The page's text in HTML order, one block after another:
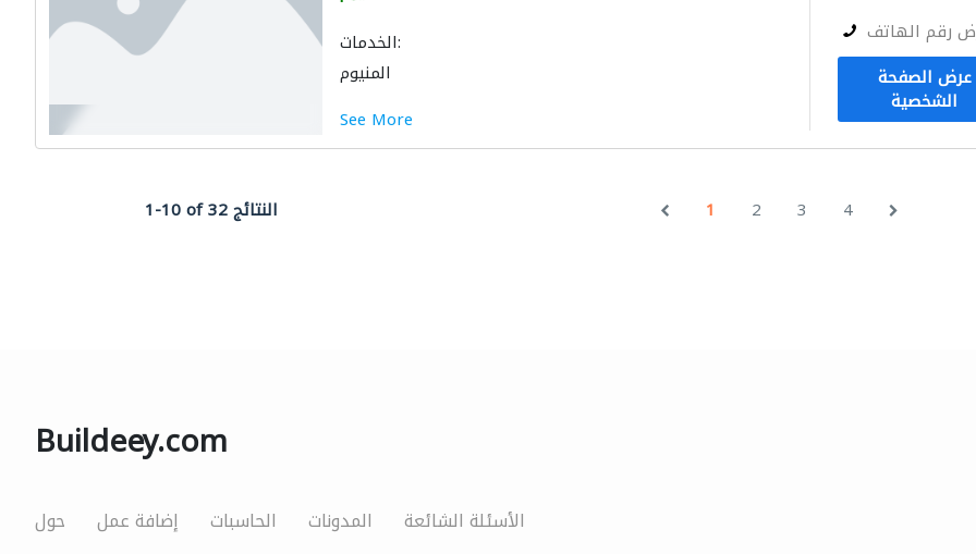
الخدمات:
المنيوم
See More
رقم الهاتف
عرض الصفحة
الشخصية
1-10 of 32 النتائج 1 2 3 4
Buildeey.com
حول إضافة عمل الحاسبات المدونات الأسئلة الشائعة